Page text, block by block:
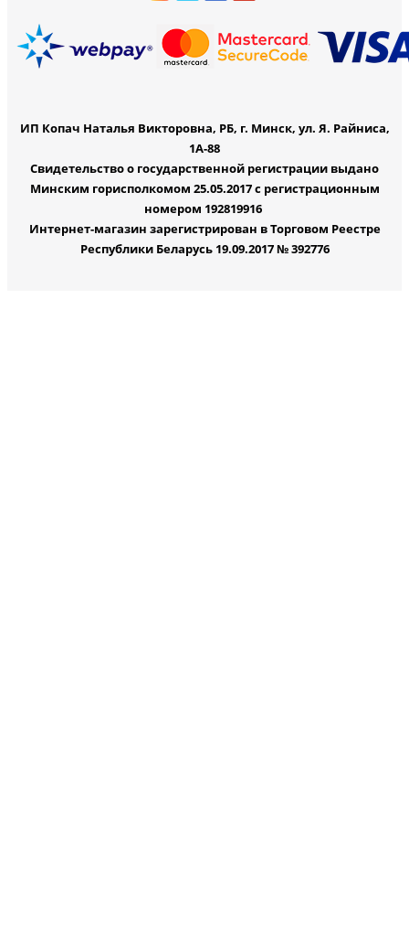
ИП Копач Наталья Викторовна, РБ, г. Минск, ул. Я. Райниса,
1А-88
Свидетельство о государственной регистрации выдано
Минским горисполкомом 25.05.2017 с регистрационным
номером 192819916
Интернет-магазин зарегистрирован в Торговом Реестре
Республики Беларусь 19.09.2017 № 392776